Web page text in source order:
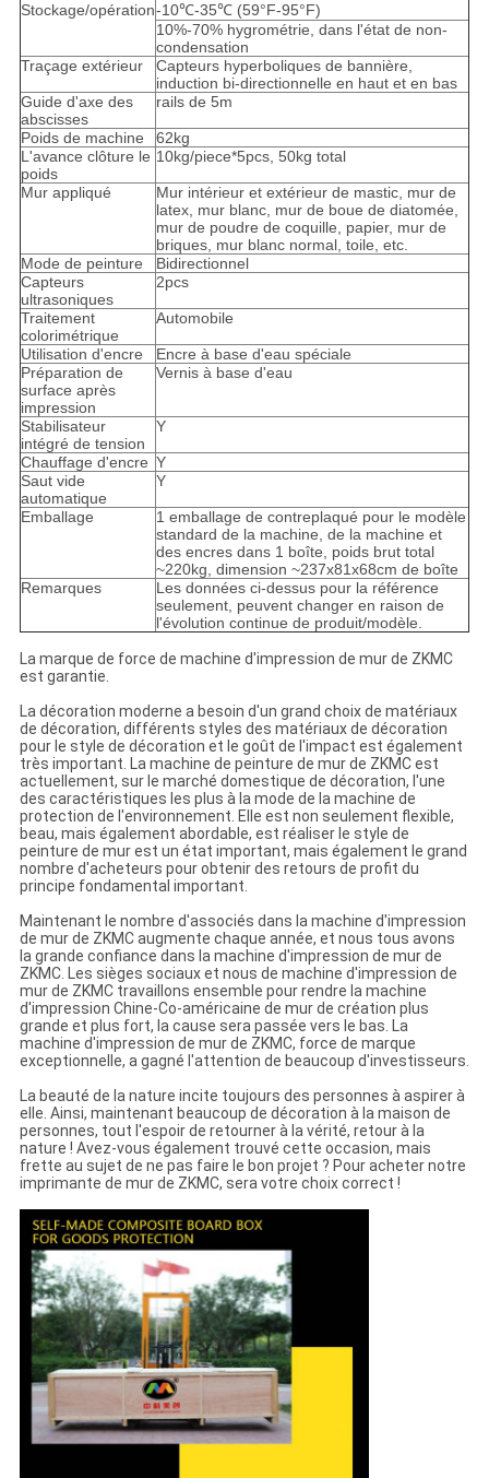
Stockage/opération-10℃-35℃ (59°F-95°F)
10%-70% hygrométrie, dans l'état de non-
condensation
Traçage extérieur
Capteurs hyperboliques de bannière,
induction bi-directionnelle en haut et en bas
Guide d'axe des
abscisses
rails de 5m
Poids de machine
62kg
L'avance clôture le
poids
10kg/piece*5pcs, 50kg total
Mur appliqué
Mur intérieur et extérieur de mastic, mur de
latex, mur blanc, mur de boue de diatomée,
mur de poudre de coquille, papier, mur de
briques, mur blanc normal, toile, etc.
Mode de peinture
Bidirectionnel
Capteurs
ultrasoniques
2pcs
Traitement
colorimétrique
Automobile
Utilisation d'encre
Encre à base d'eau spéciale
Préparation de
surface après
impression
Vernis à base d'eau
Stabilisateur
intégré de tension
Y
Chauffage d'encre Y
Saut vide
automatique
Y
Emballage
1 emballage de contreplaqué pour le modèle
standard de la machine, de la machine et
des encres dans 1 boîte, poids brut total
~220kg, dimension ~237x81x68cm de boîte
Remarques
Les données ci-dessus pour la référence
seulement, peuvent changer en raison de
l'évolution continue de produit/modèle.
La marque de force de machine d'impression de mur de ZKMC
est garantie.
La décoration moderne a besoin d'un grand choix de matériaux
de décoration, différents styles des matériaux de décoration
pour le style de décoration et le goût de l'impact est également
très important. La machine de peinture de mur de ZKMC est
actuellement, sur le marché domestique de décoration, l'une
des caractéristiques les plus à la mode de la machine de
protection de l'environnement. Elle est non seulement flexible,
beau, mais également abordable, est réaliser le style de
peinture de mur est un état important, mais également le grand
nombre d'acheteurs pour obtenir des retours de profit du
principe fondamental important.
Maintenant le nombre d'associés dans la machine d'impression
de mur de ZKMC augmente chaque année, et nous tous avons
la grande confiance dans la machine d'impression de mur de
ZKMC. Les sièges sociaux et nous de machine d'impression de
mur de ZKMC travaillons ensemble pour rendre la machine
d'impression Chine-Co-américaine de mur de création plus
grande et plus fort, la cause sera passée vers le bas. La
machine d'impression de mur de ZKMC, force de marque
exceptionnelle, a gagné l'attention de beaucoup d'investisseurs.
La beauté de la nature incite toujours des personnes à aspirer à
elle. Ainsi, maintenant beaucoup de décoration à la maison de
personnes, tout l'espoir de retourner à la vérité, retour à la
nature ! Avez-vous également trouvé cette occasion, mais
frette au sujet de ne pas faire le bon projet ? Pour acheter notre
imprimante de mur de ZKMC, sera votre choix correct !